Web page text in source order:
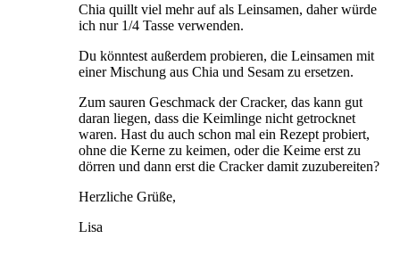
Chia quillt viel mehr auf als Leinsamen, daher würde
ich nur 1/4 Tasse verwenden.
Du könntest außerdem probieren, die Leinsamen mit
einer Mischung aus Chia und Sesam zu ersetzen.
Zum sauren Geschmack der Cracker, das kann gut
daran liegen, dass die Keimlinge nicht getrocknet
waren. Hast du auch schon mal ein Rezept probiert,
ohne die Kerne zu keimen, oder die Keime erst zu
dörren und dann erst die Cracker damit zuzubereiten?
Herzliche Grüße,
Lisa